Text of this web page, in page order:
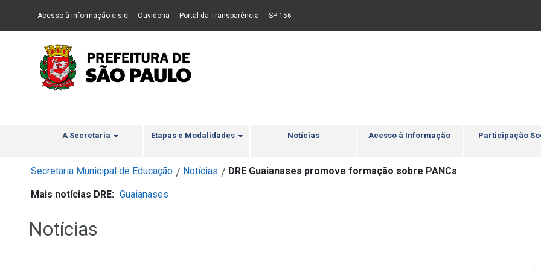
Ir ao Conteúdo Ir para menu principal 2 Ir para busca Ir para rodapé
Acesso à informação e-sic(Link para um novo sítio)
Ouvidoria (Link para um novo sítio)
Portal da Transparência (Link para um novo sítio)
SP 156
A Secretaria Etapas e Modalidades Notícias Acesso à Informação Participação
Secretaria Municipal de Educação / Notícias / DRE Guaianases promove formação sobre PANCs
Mais notícias DRE: Guaianases
Notícias